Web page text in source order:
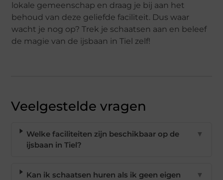
lokale gemeenschap en draag je bij aan het
behoud van deze geliefde faciliteit. Dus waar
wacht je nog op? Trek je schaatsen aan en beleef
de magie van de ijsbaan in Tiel zelf!
Veelgestelde vragen
Welke faciliteiten zijn beschikbaar op de
ijsbaan in Tiel?
▼
Kan ik schaatsen huren als ik geen eigen
▼